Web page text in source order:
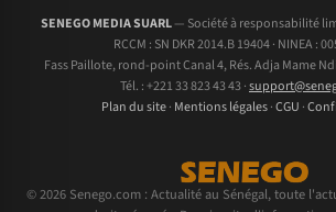
SENEGO MEDIA SUARL— Société à responsabilité
RCCM : SN DKR 2014.B 19404 · NINEA :
Fass Paillote, rond-point Canal 4, Rés. Adja Mame
Tél. : +221 33 823 43 43 ·
Plan du site· Mentions légales·CGU ·
© 2026 Senego.com : Actualité au Sénégal, toute